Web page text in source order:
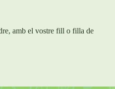
amb el vostre fill o filla de